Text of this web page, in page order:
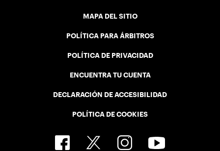
MAPA DEL SITIO
POLÍTICA PARA ÁRBITROS
POLÍTICA DE PRIVACIDAD
ENCUENTRA TU CUENTA
DECLARACIÓN DE ACCESIBILIDAD
POLÍTICA DE COOKIES